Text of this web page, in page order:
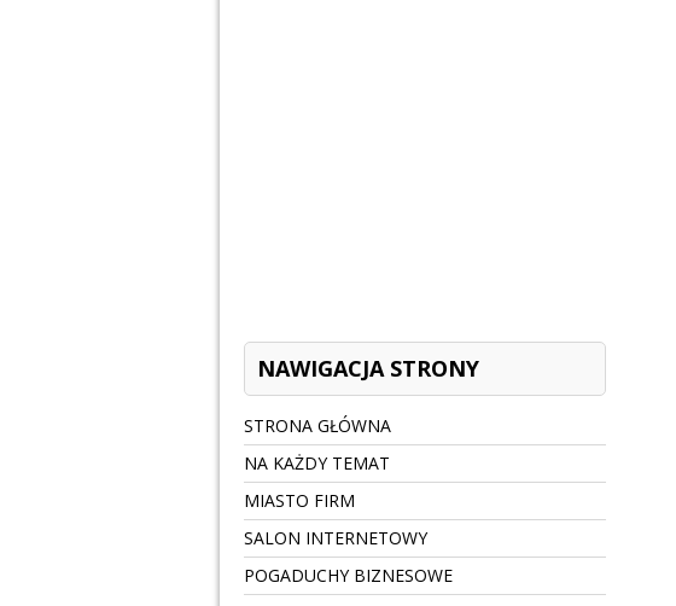
NAWIGACJA STRONY
STRONA GŁÓWNA
NA KAŻDY TEMAT
MIASTO FIRM
SALON INTERNETOWY
POGADUCHY BIZNESOWE